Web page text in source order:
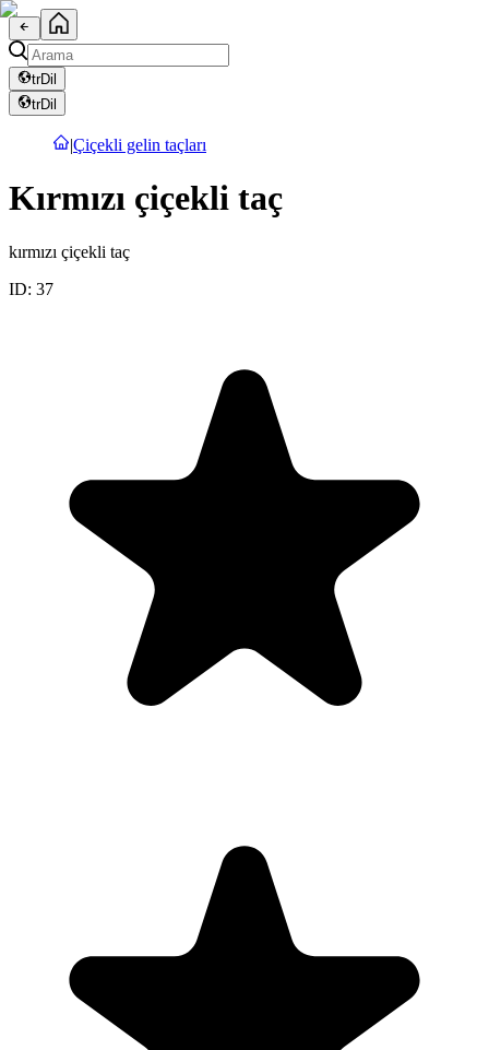
trDil
trDil
|Çiçekli gelin taçları
Kırmızı çiçekli taç
kırmızı çiçekli taç
ID: 37